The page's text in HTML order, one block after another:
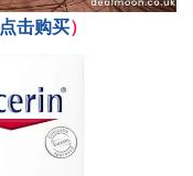
点击购买）